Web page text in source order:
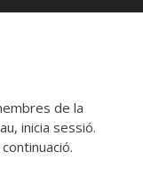
de la
inicia sessió.